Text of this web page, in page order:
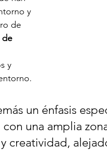
y
de
de
y
un énfasis
una amplia
creatividad,